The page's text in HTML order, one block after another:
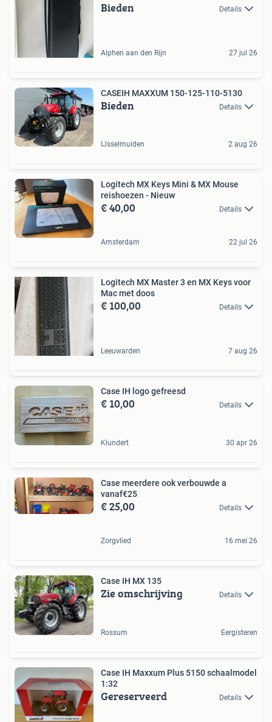
Bieden Details
Alphen aan den Rijn 27 jul 26
CASEIH MAXXUM 150-125-110-5130
Bieden Details
IJsselmuiden 2 aug 26
Logitech MX Keys Mini & MX Mouse
reishoezen - Nieuw
€ 40,00 Details
Amsterdam 22 jul 26
Logitech MX Master 3 en MX Keys voor
Mac met doos
€ 100,00 Details
Leeuwarden 7 aug 26
Case IH logo gefreesd
€ 10,00 Details
Klundert 30 apr 26
Case meerdere ook verbouwde a
vanaf€25
€ 25,00 Details
Zorgvlied 16 mei 26
Case IH MX 135
Zie omschrijving Details
Rossum Eergisteren
Case IH Maxxum Plus 5150 schaalmodel
1:32
Gereserveerd Details